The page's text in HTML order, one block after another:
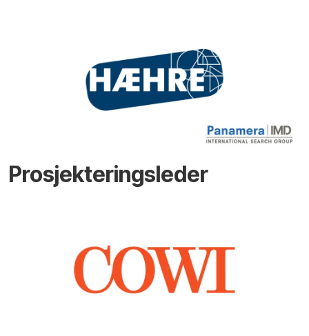
Prosjekteringsleder